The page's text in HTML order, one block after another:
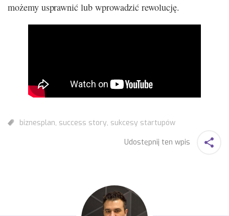
możemy usprawnić lub wprowadzić rewolucję.
biznesplan, success story, sukcesy startupów
Udostępnij ten wpis